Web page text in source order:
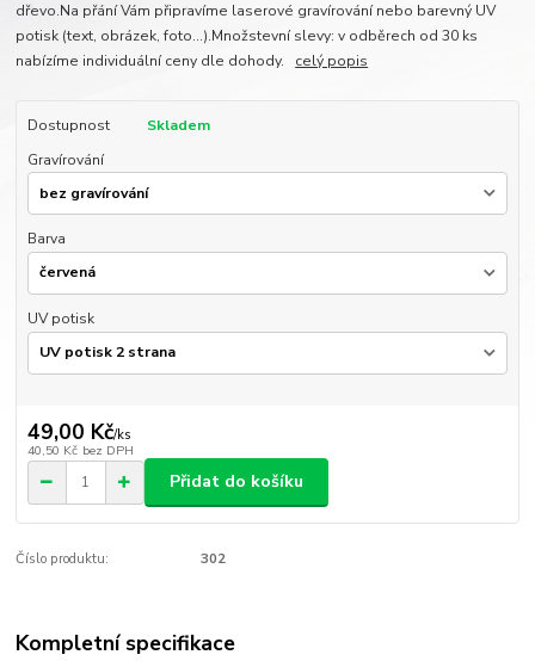
dřevo.Na přání Vám připravíme laserové gravírování nebo barevný UV
potisk (text, obrázek, foto...).Množstevní slevy: v odběrech od 30 ks
nabízíme individuální ceny dle dohody. celý popis
Dostupnost
Skladem
Gravírování
Barva
UV potisk
49,00 Kč/ks
40,50 Kč bez DPH
Přidat do košíku
Číslo produktu: 302
Kompletní specifikace